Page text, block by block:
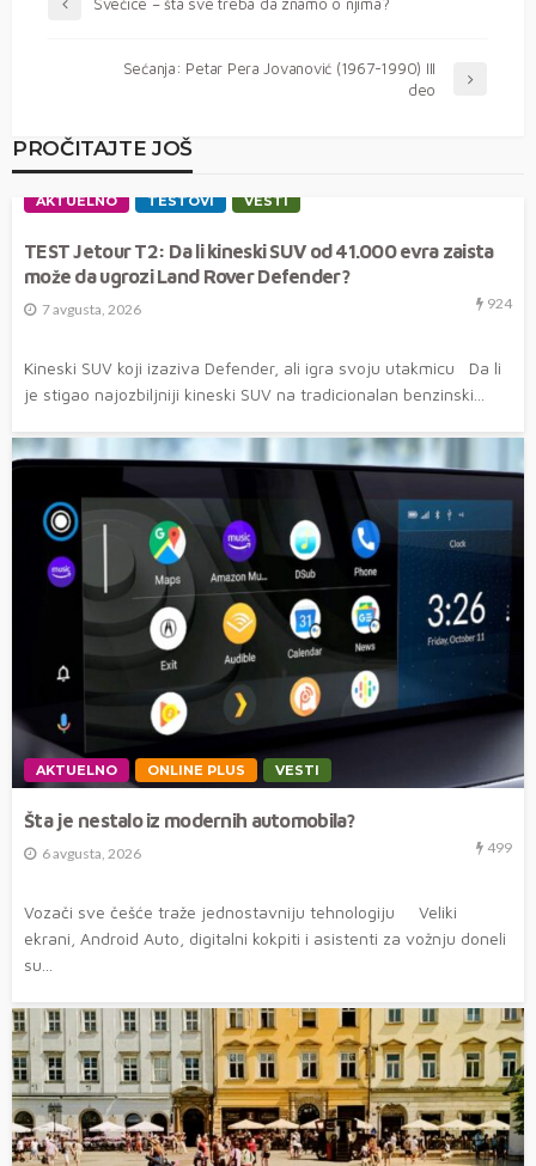
Sećanja: Petar Pera Jovanović (1967-1990) III
deo
PROČITAJTE JOŠ
AKTUELNO TESTOVI VESTI
TEST Jetour T2: Da li kineski SUV od 41.000 evra zaista
može da ugrozi Land Rover Defender?
7 avgusta, 2026 924
Kineski SUV koji izaziva Defender, ali igra svoju utakmicu Da li
je stigao najozbiljniji kineski SUV na tradicionalan benzinski...
AKTUELNO ONLINE PLUS VESTI
Šta je nestalo iz modernih automobila?
6 avgusta, 2026 499
Vozači sve češće traže jednostavniju tehnologiju Veliki
ekrani, Android Auto, digitalni kokpiti i asistenti za vožnju doneli
su...